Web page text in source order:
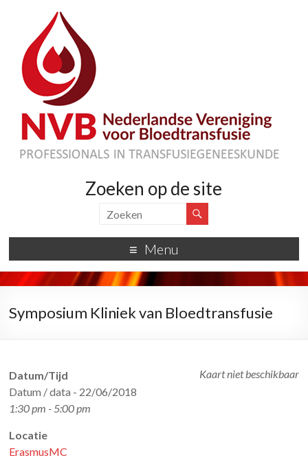
Zoeken op de site
Menu
Symposium Kliniek van Bloedtransfusie
Kaart niet beschikbaar
Datum/Tijd
Datum / data - 22/06/2018
1:30 pm - 5:00 pm
Locatie
ErasmusMC